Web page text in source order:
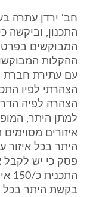
חב' ירדן עתרה
התכנון, וביקשה
המבוקשים בפרטי
ההקלות
עם עתירת חברת
הצהרתי לפיו
הצהרה לפיה
איזורים
היתר בכל איזור
פסק כי יש לקבל
בקשת היתר בכל